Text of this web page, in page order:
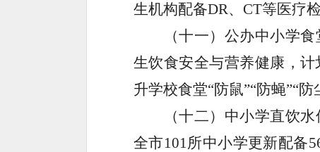
生机构配备DR、 CT等医疗
（十一）公办中小学
生饮食安全与营养健康，计
升学校食堂“防鼠”“防蝇”“防
（十二）中小学直饮
全市101所中小学更新配备